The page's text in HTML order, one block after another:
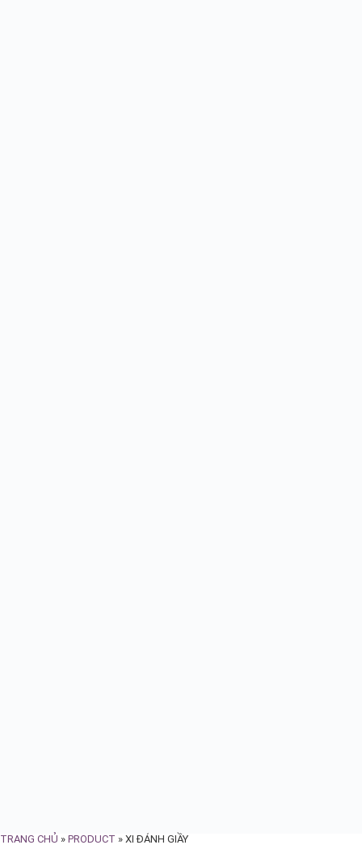
TRANG CHỦ » PRODUCT » XI ĐÁNH GIẦY